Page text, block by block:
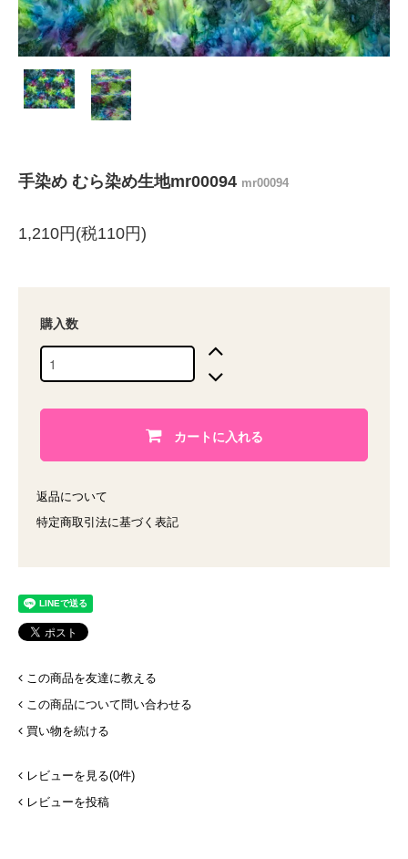
手染め むら染め生地mr00094 mr00094
1,210円(税110円)
購入数
カートに入れる
返品について
特定商取引法に基づく表記
この商品を友達に教える
この商品について問い合わせる
買い物を続ける
レビューを見る(0件)
レビューを投稿